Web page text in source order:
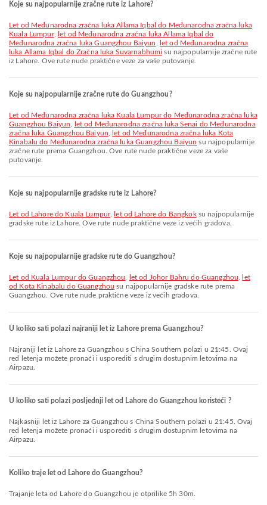
Koje su najpopularnije zračne rute iz Lahore?
let od Međunarodna zračna luka Allama Iqbal do Međunarodna zračna luka
Kuala Lumpur,
let od Međunarodna zračna luka Allama Iqbal do
Međunarodna zračna luka Guangzhou Baiyun
let od Međunarodna zračna
luka Allama Iqbal do Zračna luka Suvarnabhumi su najpopularnije zračne rute
iz Lahore. Ove rute nude praktične veze za vaše putovanje.
Koje su najpopularnije zračne rute do Guangzhou?
let od Međunarodna zračna luka Kuala Lumpur do Međunarodna zračna luka
Guangzhou Baiyun
let od Međunarodna zračna luka Senai do Međunarodna
zračna luka Guangzhou Baiyun
let od Međunarodna zračna luka Kota
Kinabalu do Međunarodna zračna luka Guangzhou Baiyun su najpopularnije
zračne rute prema Guangzhou. Ove rute nude praktične veze za vaše
putovanje.
Koje su najpopularnije gradske rute iz Lahore?
let od Lahore do Kuala Lumpur, let od Lahore do Bangkoksu najpopularnije
gradske rute iz Lahore. Ove rute nude praktične veze iz većih gradova.
Koje su najpopularnije gradske rute do Guangzhou?
let od Kuala Lumpur do Guangzhou let od Johor Bahru do Guangzhou
let
od Kota Kinabalu do Guangzhou su najpopularnije gradske rute prema
Guangzhou. Ove rute nude praktične veze iz većih gradova.
U koliko sati polazi najraniji let iz Lahore prema Guangzhou?
Najraniji let iz Lahore za Guangzhou s China Southern polazi u 21:45. Ovaj
red letenja možete pronaći i usporediti s drugim dostupnim letovima na
Airpazu.
U koliko sati polazi posljednji let od Lahore do Guangzhou koristeći ?
Najkasniji let iz Lahore za Guangzhou s China Southern polazi u 21:45. Ovaj
red letenja možete pronaći i usporediti s drugim dostupnim letovima na
Airpazu.
Koliko traje let od Lahore do Guangzhou?
Trajanje leta od Lahore do Guangzhou je otprilike 5h 30m.